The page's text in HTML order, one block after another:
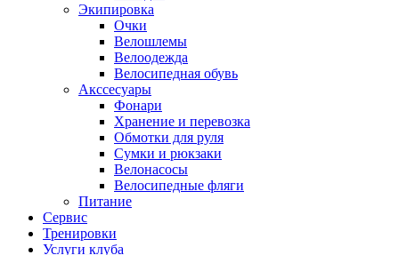
Экипировка
Очки
Велошлемы
Велоодежда
Велосипедная обувь
Акссесуары
Фонари
Хранение и перевозка
Обмотки для руля
Сумки и рюкзаки
Велонасосы
Велосипедные фляги
Питание
Сервис
Тренировки
Услуги клуба